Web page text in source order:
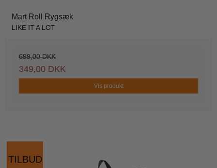
Mart Roll Rygsæk
LIKE IT A LOT
699,00 DKK
349,00 DKK
Vis produkt
TILBUD